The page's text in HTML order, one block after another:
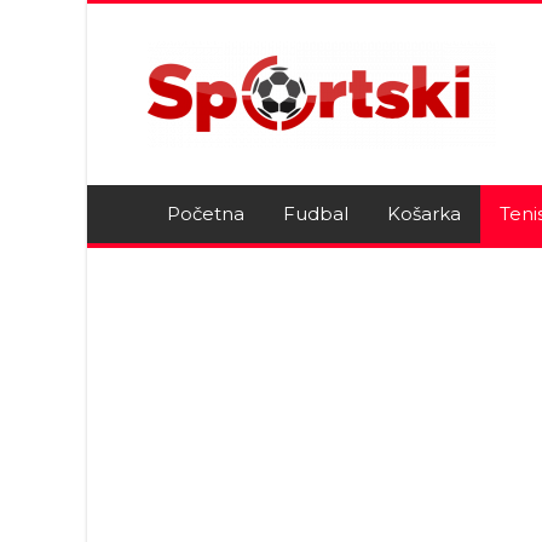
Početna Fudbal Košarka